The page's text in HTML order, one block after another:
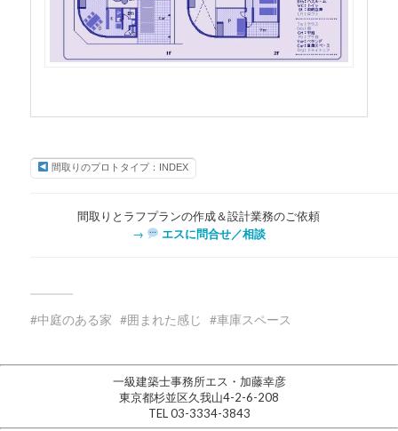
間取りのプロトタイプ：INDEX
間取りとラフプランの作成＆設計業務のご依頼
→
エスに問合せ／相談
中庭のある家 囲まれた感じ 車庫スペース
一級建築士事務所エス・加藤幸彦
東京都杉並区久我山4-2-6-208
TEL 03-3334-3843